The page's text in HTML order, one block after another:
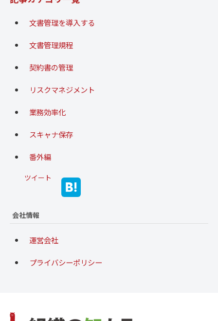
文書管理を導入する
文書管理規程
契約書の管理
リスクマネジメント
業務効率化
スキャナ保存
番外編
ツイート
会社情報
運営会社
プライバシーポリシー